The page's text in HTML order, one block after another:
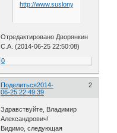
http://www.suslony.ru/
Отредактировано Дворянкин
С.А. (2014-06-25 22:50:08)
0
Поделиться 2
2014-
06-25 22:49:39
Здравствуйте, Владимир
Александрович!
Видимо, следующая